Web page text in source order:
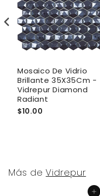
Mosaico De Vidrio
Brillante 35X35Cm -
Vidrepur Diamond
Radiant
$10.00
Más deVidrepur